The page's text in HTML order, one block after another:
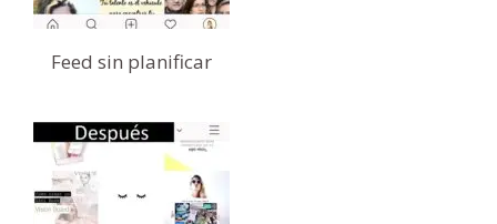
Feed sin planificar